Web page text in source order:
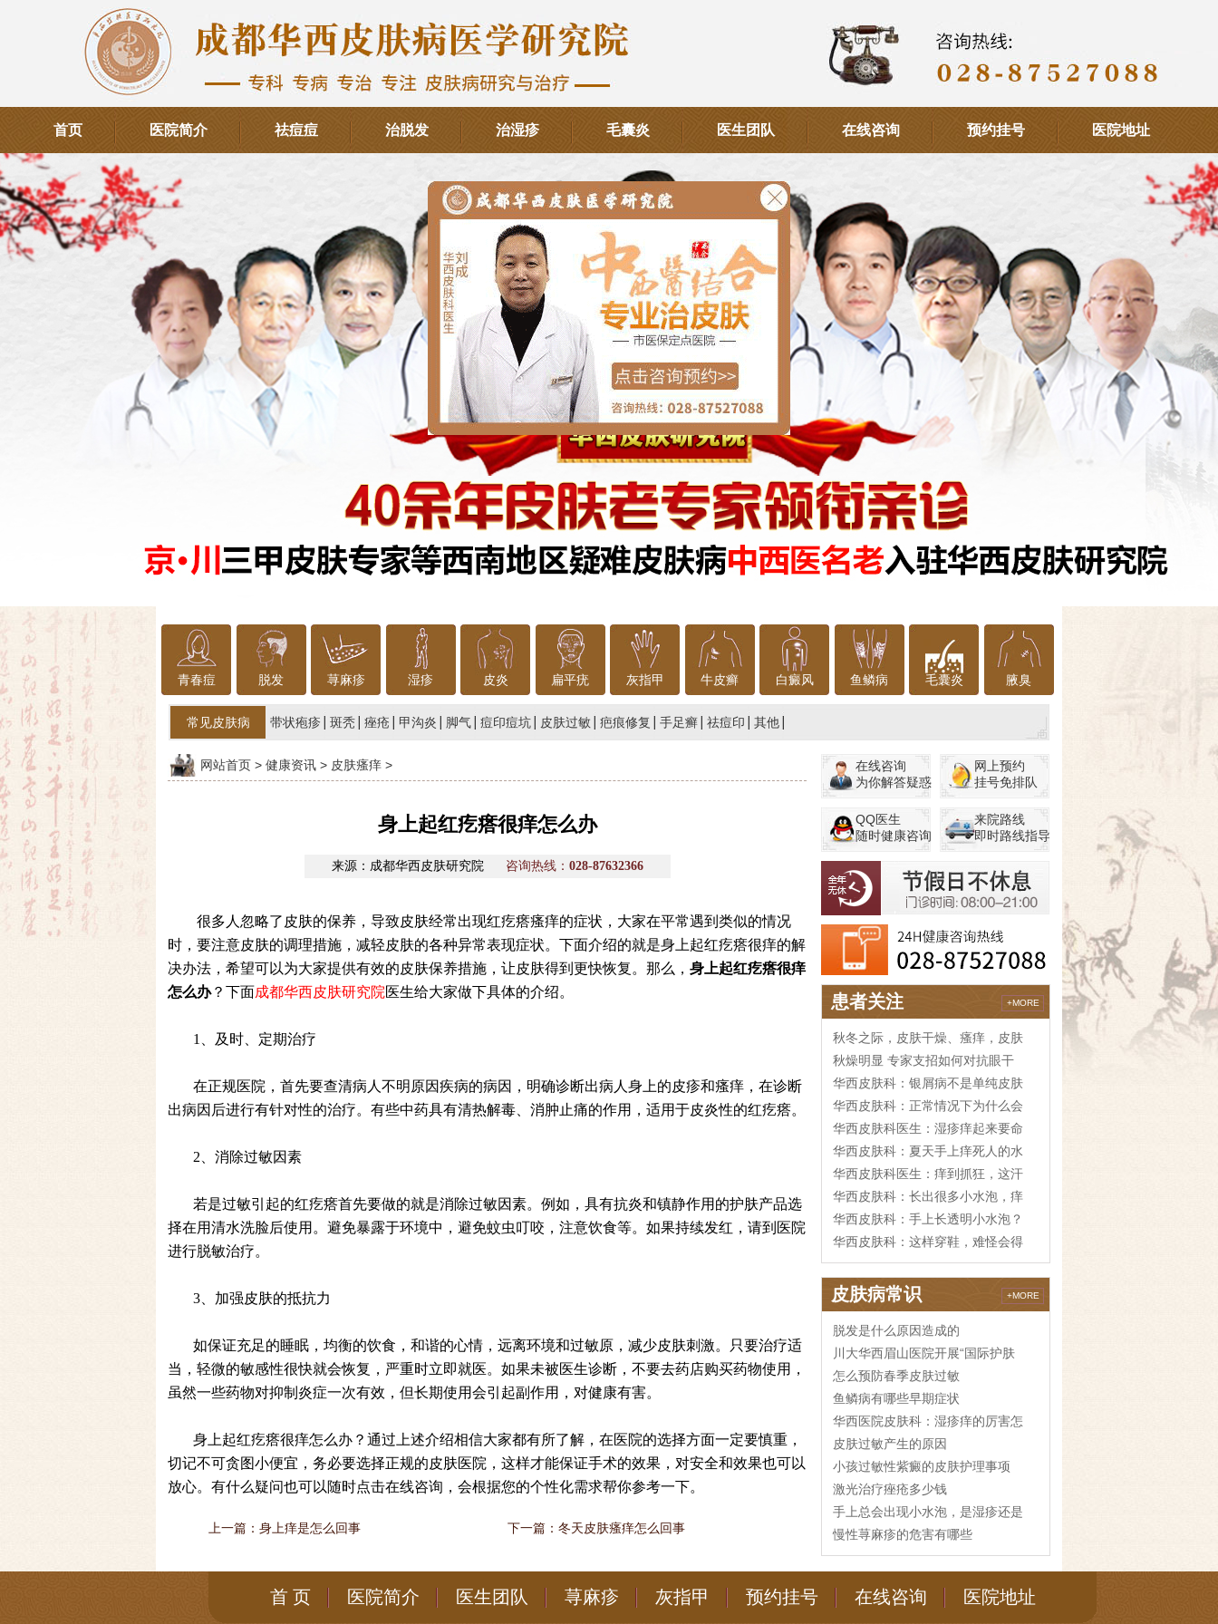
首页 医院简介 祛痘痘 治脱发 治湿疹 毛囊炎 医生团队 在线咨询 预约挂号 医院地址
青春痘 脱发 荨麻疹 湿疹 皮炎 扁平疣 灰指甲 牛皮癣 白癜风 鱼鳞病 毛囊炎 腋臭
常见皮肤病 带状疱疹 斑秃 痤疮 甲沟炎 脚气 痘印痘坑 皮肤过敏 疤痕修复 手足癣 祛痘印 其他
网站首页 > 健康资讯 > 皮肤瘙痒 >
身上起红疙瘩很痒怎么办
来源：成都华西皮肤研究院 咨询热线： 028-87632366
很多人忽略了皮肤的保养，导致皮肤经常出现红疙瘩瘙痒的症状，大家在平常遇到类似的情况
时，要注意皮肤的调理措施，减轻皮肤的各种异常表现症状。下面介绍的就是身上起红疙瘩很痒的解
决办法，希望可以为大家提供有效的皮肤保养措施，让皮肤得到更快恢复。那么， 身上起红疙瘩很痒
怎么办？下面成都华西皮肤研究院医生给大家做下具体的介绍。
1、及时、定期治疗
在正规医院，首先要查清病人不明原因疾病的病因，明确诊断出病人身上的皮疹和瘙痒，在诊断
出病因后进行有针对性的治疗。有些中药具有清热解毒、消肿止痛的作用，适用于皮炎性的红疙瘩。
2、消除过敏因素
若是过敏引起的红疙瘩首先要做的就是消除过敏因素。例如，具有抗炎和镇静作用的护肤产品选
择在用清水洗脸后使用。避免暴露于环境中，避免蚊虫叮咬，注意饮食等。如果持续发红，请到医院
进行脱敏治疗。
3、加强皮肤的抵抗力
如保证充足的睡眠，均衡的饮食，和谐的心情，远离环境和过敏原，减少皮肤刺激。只要治疗适
当，轻微的敏感性很快就会恢复，严重时立即就医。如果未被医生诊断，不要去药店购买药物使用，
虽然一些药物对抑制炎症一次有效，但长期使用会引起副作用，对健康有害。
身上起红疙瘩很痒怎么办？通过上述介绍相信大家都有所了解，在医院的选择方面一定要慎重，
切记不可贪图小便宜，务必要选择正规的皮肤医院，这样才能保证手术的效果，对安全和效果也可以
放心。有什么疑问也可以随时点击在线咨询，会根据您的个性化需求帮你参考一下。
上一篇： 身上痒是怎么回事 下一篇： 冬天皮肤瘙痒怎么回事
在线咨询
为你解答疑惑
网上预约
挂号免排队
QQ医生
随时健康咨询
来院路线
即时路线指导
患者关注 +MORE
秋冬之际，皮肤干燥、瘙痒，皮肤
秋燥明显 专家支招如何对抗眼干
华西皮肤科：银屑病不是单纯皮肤
华西皮肤科：正常情况下为什么会
华西皮肤科医生：湿疹痒起来要命
华西皮肤科：夏天手上痒死人的水
华西皮肤科医生：痒到抓狂，这汗
华西皮肤科：长出很多小水泡，痒
华西皮肤科：手上长透明小水泡？
华西皮肤科：这样穿鞋，难怪会得
皮肤病常识 +MORE
脱发是什么原因造成的
川大华西眉山医院开展“国际护肤
怎么预防春季皮肤过敏
鱼鳞病有哪些早期症状
华西医院皮肤科：湿疹痒的厉害怎
皮肤过敏产生的原因
小孩过敏性紫癜的皮肤护理事项
激光治疗痤疮多少钱
手上总会出现小水泡，是湿疹还是
慢性荨麻疹的危害有哪些
首 页 医院简介 医生团队 荨麻疹 灰指甲 预约挂号 在线咨询 医院地址